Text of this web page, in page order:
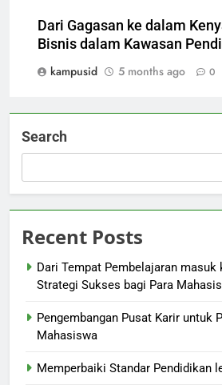
Dari Gagasan ke dalam
Bisnis dalam Kawasan
kampusid
5 months ago 0
Search
Recent Posts
Dari Tempat Pembelajaran masuk
Strategi Sukses bagi Para
Pengembangan Pusat Karir untuk
Mahasiswa
Memperbaiki Standar Pendidikan